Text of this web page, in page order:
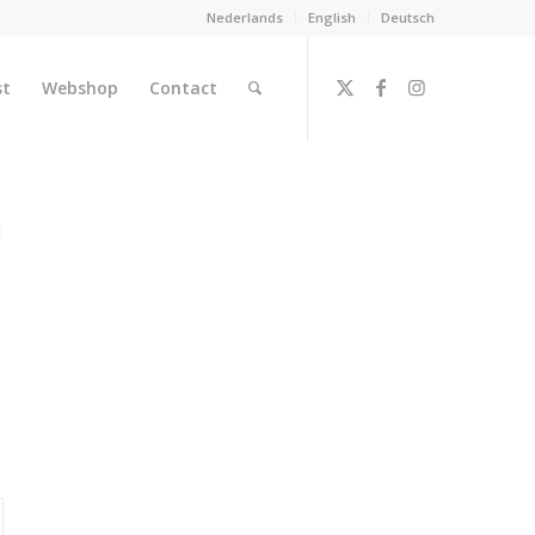
Nederlands English Deutsch
Webshop Contact